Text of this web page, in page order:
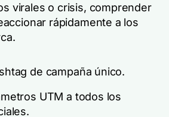
virales o crisis, comprender
rápidamente a los
de campaña único.
UTM a todos los